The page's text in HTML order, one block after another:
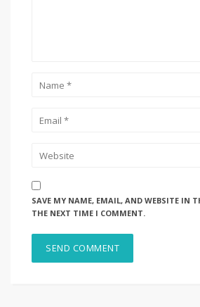
SAVE MY NAME, EMAIL, AND WEBSITE IN
THE NEXT TIME I COMMENT.